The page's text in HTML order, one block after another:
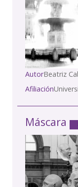
AutorBeatriz
Afiliación
Máscara